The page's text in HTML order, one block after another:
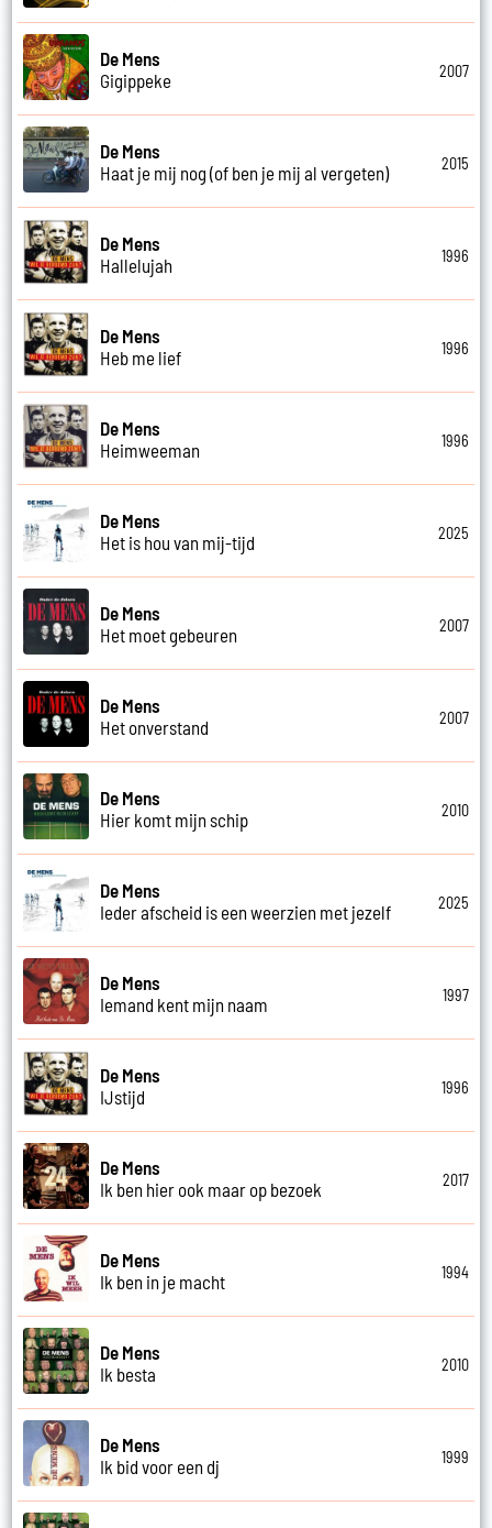
De Mens
Gigippeke
2007
De Mens
Haat je mij nog (of ben je mij al vergeten)
2015
De Mens
Hallelujah
1996
De Mens
Heb me lief
1996
De Mens
Heimweeman
1996
De Mens
Het is hou van mij-tijd
2025
De Mens
Het moet gebeuren
2007
De Mens
Het onverstand
2007
De Mens
Hier komt mijn schip
2010
De Mens
Ieder afscheid is een weerzien met jezelf
2025
De Mens
Iemand kent mijn naam
1997
De Mens
IJstijd
1996
De Mens
Ik ben hier ook maar op bezoek
2017
De Mens
Ik ben in je macht
1994
De Mens
Ik besta
2010
De Mens
Ik bid voor een dj
1999